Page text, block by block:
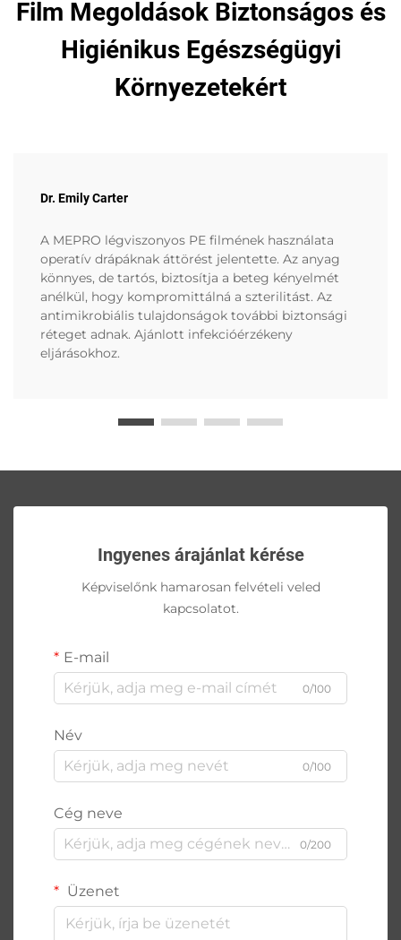
Film Megoldások Biztonságos és
Higiénikus Egészségügyi
Környezetekért
Dr. Emily Carter
A MEPRO légviszonyos PE filmének használata
operatív drápáknak áttörést jelentette. Az anyag
könnyes, de tartós, biztosítja a beteg kényelmét
anélkül, hogy kompromittálná a szterilitást. Az
antimikrobiális tulajdonságok további biztonsági
réteget adnak. Ajánlott infekcióérzékeny
eljárásokhoz.
Ingyenes árajánlat kérése
Képviselőnk hamarosan felvételi veled
kapcsolatot.
E-mail
0/100
Név
0/100
Cég neve
0/200
Üzenet